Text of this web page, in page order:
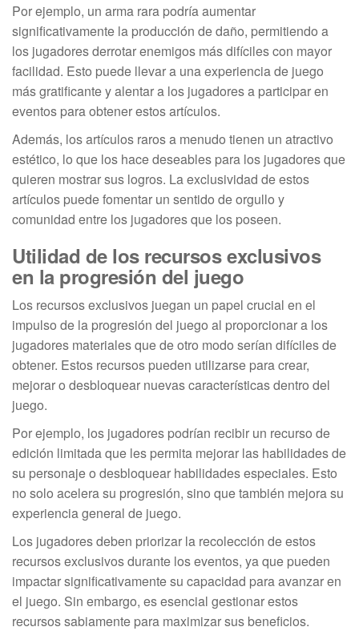
Por ejemplo, un arma rara podría aumentar
significativamente la producción de daño, permitiendo a
los jugadores derrotar enemigos más difíciles con mayor
facilidad. Esto puede llevar a una experiencia de juego
más gratificante y alentar a los jugadores a participar en
eventos para obtener estos artículos.
Además, los artículos raros a menudo tienen un atractivo
estético, lo que los hace deseables para los jugadores que
quieren mostrar sus logros. La exclusividad de estos
artículos puede fomentar un sentido de orgullo y
comunidad entre los jugadores que los poseen.
Utilidad de los recursos exclusivos
en la progresión del juego
Los recursos exclusivos juegan un papel crucial en el
impulso de la progresión del juego al proporcionar a los
jugadores materiales que de otro modo serían difíciles de
obtener. Estos recursos pueden utilizarse para crear,
mejorar o desbloquear nuevas características dentro del
juego.
Por ejemplo, los jugadores podrían recibir un recurso de
edición limitada que les permita mejorar las habilidades de
su personaje o desbloquear habilidades especiales. Esto
no solo acelera su progresión, sino que también mejora su
experiencia general de juego.
Los jugadores deben priorizar la recolección de estos
recursos exclusivos durante los eventos, ya que pueden
impactar significativamente su capacidad para avanzar en
el juego. Sin embargo, es esencial gestionar estos
recursos sabiamente para maximizar sus beneficios.